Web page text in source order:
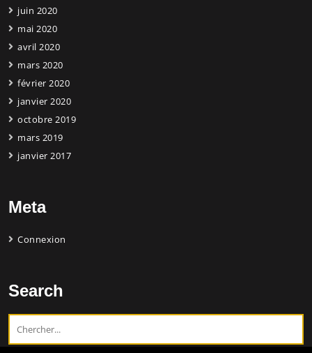
juin 2020
mai 2020
avril 2020
mars 2020
février 2020
janvier 2020
octobre 2019
mars 2019
janvier 2017
Meta
Connexion
Search